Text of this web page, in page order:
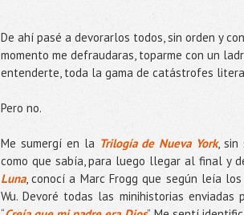
De ahí pasé a devorarlos todos, sin orden y
momento me defraudaras, toparme con un
entenderte, toda la gama de catástrofes
Pero no.
Me sumergí en la Trilogía de Nueva York, sin
como que sabía, para luego llegar al final y
Luna, conocí a Marc Frogg que según leía
Wu. Devoré todas las minihistorias